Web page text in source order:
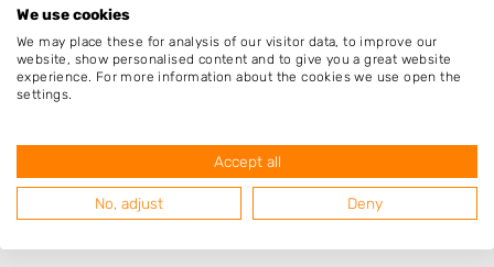
Aukje van de Kamp
Bedrijf: Oonk Hoveniers
Heel blij met hun ontwerp en aanleg! Fijne
vriendelijk. Zeker aan te raden!
We use cookies
We may place these for analysis of our visitor data, to improve our
website, show personalised content and to give you a great website
experience. For more information about the cookies we use open the
settings.
Accept all
No, adjust Deny